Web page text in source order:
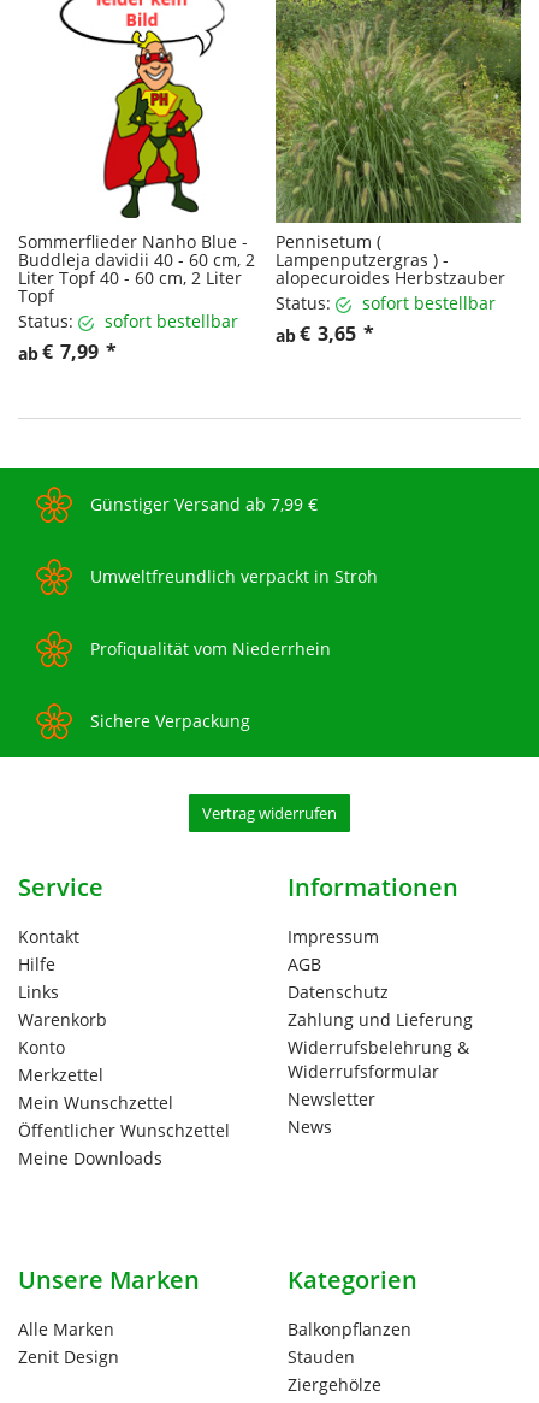
Sommerflieder Nanho Blue -
Buddleja davidii 40 - 60 cm, 2
Liter Topf 40 - 60 cm, 2 Liter
Topf
Status:
sofort bestellbar
ab€ 7,99 *
Pennisetum (
Lampenputzergras ) -
alopecuroides Herbstzauber
Status:
sofort bestellbar
ab€ 3,65 *
Günstiger Versand ab 7,99 €
Umweltfreundlich verpackt in Stroh
Profiqualität vom Niederrhein
Sichere Verpackung
Vertrag widerrufen
Service
Kontakt
Hilfe
Links
Warenkorb
Konto
Merkzettel
Mein Wunschzettel
Öffentlicher Wunschzettel
Meine Downloads
Informationen
Impressum
AGB
Datenschutz
Zahlung und Lieferung
Widerrufsbelehrung &
Widerrufsformular
Newsletter
News
Unsere Marken
Alle Marken
Zenit Design
Kategorien
Balkonpflanzen
Stauden
Ziergehölze